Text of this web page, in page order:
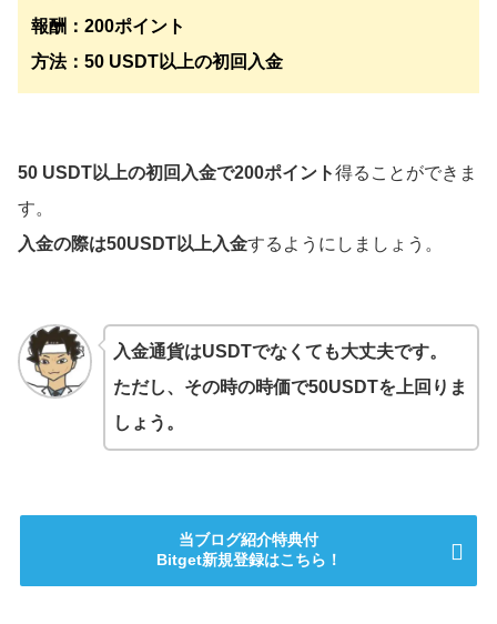
報酬：200ポイント
方法：50 USDT以上の初回入金
50 USDT以上の初回入金で200ポイント得ることができま
す。
入金の際は50USDT以上入金するようにしましょう。
入金通貨はUSDTでなくても大丈夫です。
ただし、その時の時価で50USDTを上回りま
しょう。
当ブログ紹介特典付
Bitget新規登録はこちら！